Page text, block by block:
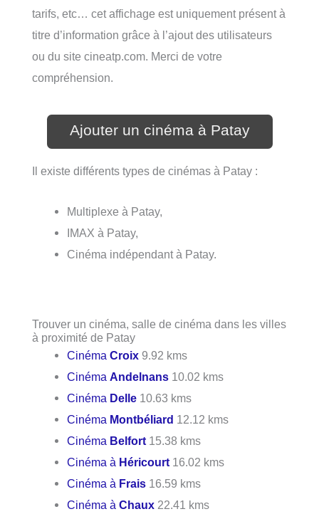
tarifs, etc… cet affichage est uniquement présent à
titre d’information grâce à l’ajout des utilisateurs
ou du site cineatp.com. Merci de votre
compréhension.
Ajouter un cinéma à Patay
Il existe différents types de cinémas à Patay :
Multiplexe à Patay,
IMAX à Patay,
Cinéma indépendant à Patay.
Trouver un cinéma, salle de cinéma dans les villes
à proximité de Patay
CinémaCroix 9.92 kms
CinémaAndelnans 10.02 kms
Cinéma Delle 10.63 kms
Cinéma Montbéliard 12.12 kms
Cinéma Belfort 15.38 kms
Cinéma à Héricourt 16.02 kms
Cinéma à Frais 16.59 kms
Cinéma àChaux 22.41 kms